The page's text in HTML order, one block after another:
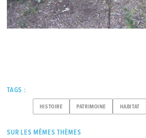
TAGS :
HISTOIRE PATRIMOINE HABITAT
SUR LES MÊMES THÈMES